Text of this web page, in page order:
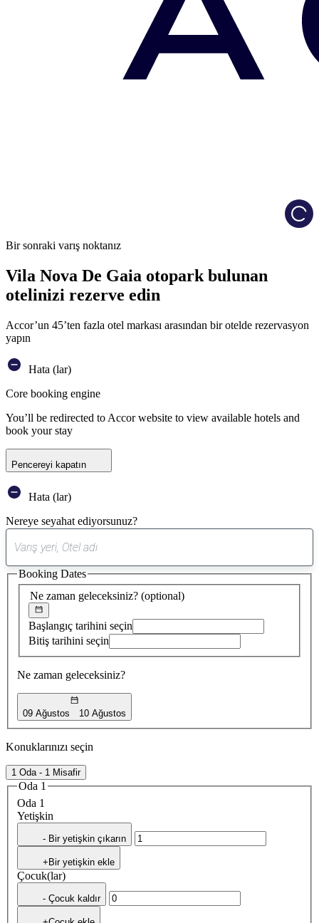
Bir sonraki varış noktanız
Vila Nova De Gaia otopark bulunan
otelinizi rezerve edin
Accor’un 45’ten fazla otel markası arasından bir otelde rezervasyon
yapın
Hata (lar)
Core booking engine
You’ll be redirected to Accor website to view available hotels and
book your stay
Pencereyi kapatın
Hata (lar)
Nereye seyahat ediyorsunuz?
öneri
bulundu
Ne zaman geleceksiniz? (optional)
Başlangıç tarihini seçin
Bitiş tarihini seçin
Ne zaman geleceksiniz?
09 Ağustos 10 Ağustos
Booking Dates
Konuklarınızı seçin
1 Oda - 1 Misafir
Oda 1
Oda 1
Yetişkin
- Bir yetişkin çıkarın
+Bir yetişkin ekle
Çocuk(lar)
- Çocuk kaldır